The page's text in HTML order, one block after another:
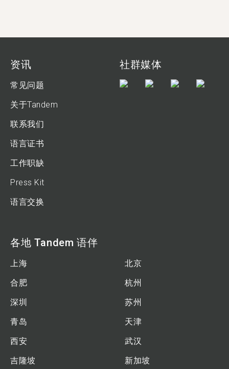
资讯
常见问题
关于Tandem
联系我们
语言证书
工作职缺
Press Kit
语言交换
社群媒体
各地 Tandem 语伴
上海
北京
合肥
杭州
深圳
苏州
青岛
天津
西安
武汉
吉隆坡
新加坡